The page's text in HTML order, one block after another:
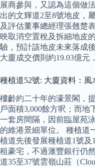
展商參與，又認為這個做
出的文輝道2至8號地皮，
及評估董事總經理張翹楚
映取消空置稅及拆細地皮
驗，預計該地皮未來落成
大廈成交價則約19.03億元
種植道52號: 大廈資料：風
樓齡約二十年的濠景閣，
戶面積3,000餘方呎；而地
一套房間隔，因前臨屋苑
的維港景細單位。 種植道
植道先後發展種植道1號及
租豪宅，不過滙豐銀行仍
道35至37號雲嶺山莊（